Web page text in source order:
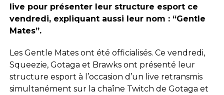
live pour présenter leur structure esport ce
vendredi, expliquant aussi leur nom : “Gentle
Mates”.
Les Gentle Mates ont été officialisés. Ce vendredi,
Squeezie, Gotaga et Brawks ont présenté leur
structure esport à l’occasion d’un live retransmis
simultanément sur la chaîne Twitch de Gotaga et